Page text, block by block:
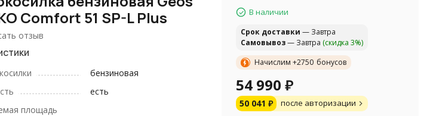
Comfort 51 SP-L Plus
отзыв
бензиновая
есть
площадь
В наличии
Cрок доставки — Завтра
Самовывоз— Завтра (скидка 3%)
Начислим +2750 бонусов
54 990 ₽
50 041 ₽ после авторизации